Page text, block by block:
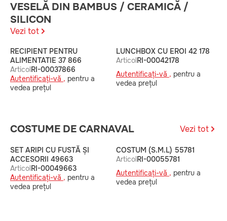
VESELĂ DIN BAMBUS / CERAMICĂ /
SILICON
Vezi tot
RECIPIENT PENTRU
ALIMENTATIE 37 866
ArticolRI-00037866
Autentificați-vă , pentru a
vedea prețul
LUNCHBOX CU EROI 42 178
ArticolRI-00042178
Autentificați-vă , pentru a
vedea prețul
COSTUME DE CARNAVAL Vezi tot
SET ARIPI CU FUSTĂ ȘI
ACCESORII 49663
ArticolRI-00049663
Autentificați-vă , pentru a
vedea prețul
COSTUM (S.M.L) 55781
ArticolRI-00055781
Autentificați-vă , pentru a
vedea prețul